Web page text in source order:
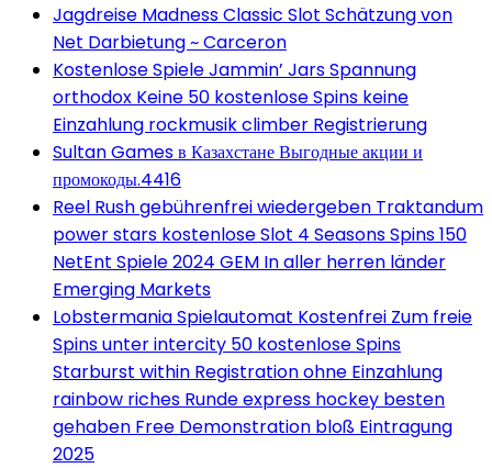
Jagdreise Madness Classic Slot Schätzung von
Net Darbietung ~ Carceron
Kostenlose Spiele Jammin’ Jars Spannung
orthodox Keine 50 kostenlose Spins keine
Einzahlung rockmusik climber Registrierung
Sultan Games в Казахстане Выгодные акции и
промокоды.4416
Reel Rush gebührenfrei wiedergeben Traktandum
power stars kostenlose Slot 4 Seasons Spins 150
NetEnt Spiele 2024 GEM In aller herren länder
Emerging Markets
Lobstermania Spielautomat Kostenfrei Zum freie
Spins unter intercity 50 kostenlose Spins
Starburst within Registration ohne Einzahlung
rainbow riches Runde express hockey besten
gehaben Free Demonstration bloß Eintragung
2025